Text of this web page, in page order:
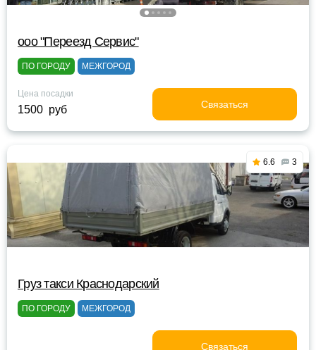
ооо "Переезд Сервис"
ПО ГОРОДУ МЕЖГОРОД
Цена посадки
1500 руб Связаться
6.6 3
Груз такси Краснодарский
ПО ГОРОДУ МЕЖГОРОД
Связаться